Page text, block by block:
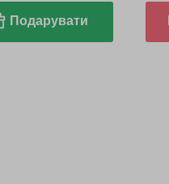
Подарувати